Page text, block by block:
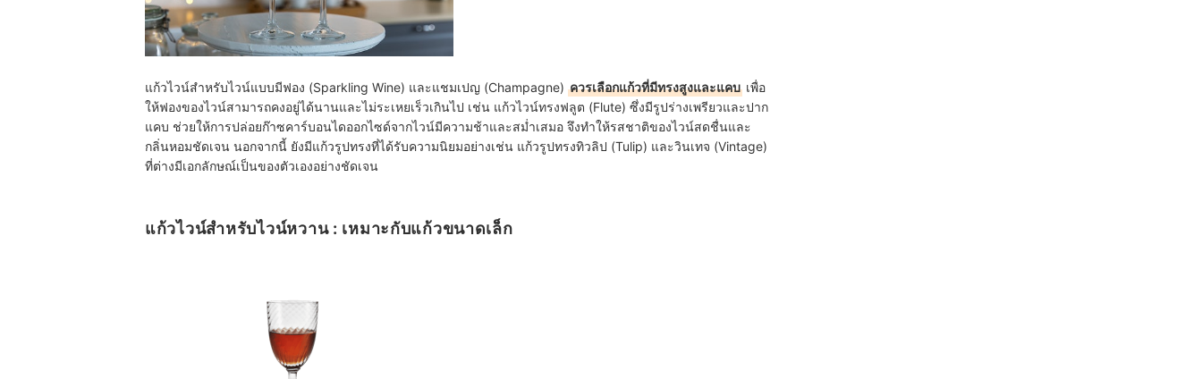
แก้วไวน์สำหรับไวน์แบบมีฟอง (Sparkling Wine) และแชมเปญ (Champagne) ควรเลือกแก้วที่มีทรงสูงและแคบ เพื่อ
ให้ฟองของไวน์สามารถคงอยู่ได้นานและไม่ระเหยเร็วเกินไป เช่น แก้วไวน์ทรงฟลูต (Flute) ซึ่งมีรูปร่างเพรียวและปาก
แคบ ช่วยให้การปล่อยก๊าซคาร์บอนไดออกไซด์จากไวน์มีความช้าและสม่ำเสมอ จึงทำให้รสชาติของไวน์สดชื่นและ
กลิ่นหอมชัดเจน นอกจากนี้ ยังมีแก้วรูปทรงที่ได้รับความนิยมอย่างเช่น แก้วรูปทรงทิวลิป (Tulip) และวินเทจ (Vintage)
ที่ต่างมีเอกลักษณ์เป็นของตัวเองอย่างชัดเจน
แก้วไวน์สำหรับไวน์หวาน : เหมาะกับแก้วขนาดเล็ก